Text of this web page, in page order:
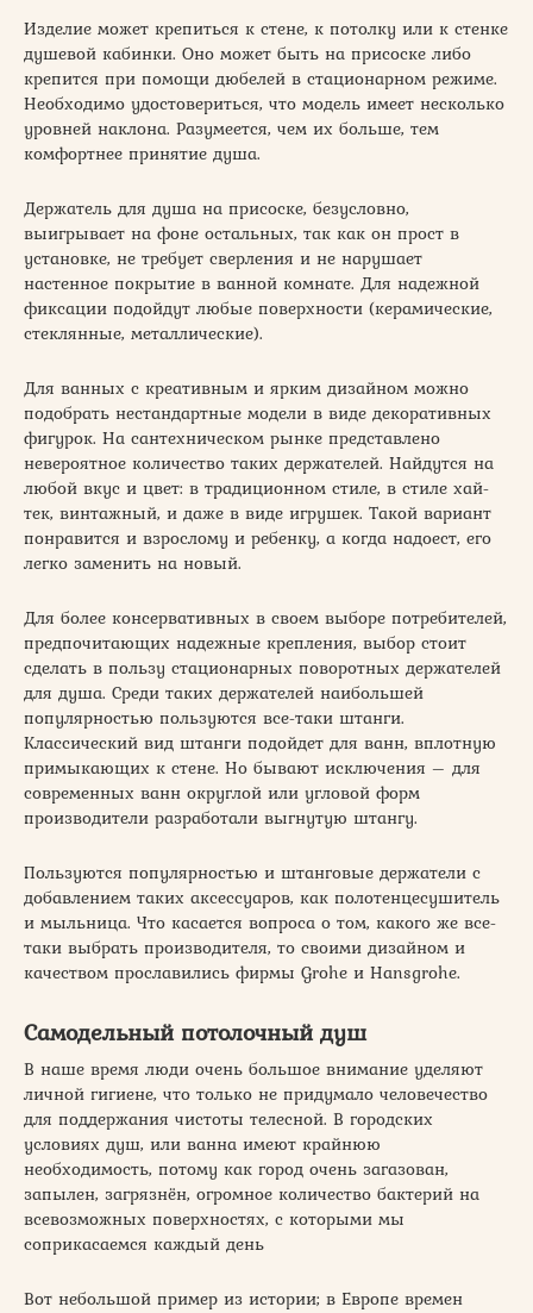
Изделие может крепиться к стене, к потолку или к стенке
душевой кабинки. Оно может быть на присоске либо
крепится при помощи дюбелей в стационарном режиме.
Необходимо удостовериться, что модель имеет несколько
уровней наклона. Разумеется, чем их больше, тем
комфортнее принятие душа.
Держатель для душа на присоске, безусловно,
выигрывает на фоне остальных, так как он прост в
установке, не требует сверления и не нарушает
настенное покрытие в ванной комнате. Для надежной
фиксации подойдут любые поверхности (керамические,
стеклянные, металлические).
Для ванных с креативным и ярким дизайном можно
подобрать нестандартные модели в виде декоративных
фигурок. На сантехническом рынке представлено
невероятное количество таких держателей. Найдутся на
любой вкус и цвет: в традиционном стиле, в стиле хай-
тек, винтажный, и даже в виде игрушек. Такой вариант
понравится и взрослому и ребенку, а когда надоест, его
легко заменить на новый.
Для более консервативных в своем выборе потребителей,
предпочитающих надежные крепления, выбор стоит
сделать в пользу стационарных поворотных держателей
для душа. Среди таких держателей наибольшей
популярностью пользуются все-таки штанги.
Классический вид штанги подойдет для ванн, вплотную
примыкающих к стене. Но бывают исключения – для
современных ванн округлой или угловой форм
производители разработали выгнутую штангу.
Пользуются популярностью и штанговые держатели с
добавлением таких аксессуаров, как полотенцесушитель
и мыльница. Что касается вопроса о том, какого же все-
таки выбрать производителя, то своими дизайном и
качеством прославились фирмы Grohe и Hansgrohe.
Самодельный потолочный душ
В наше время люди очень большое внимание уделяют
личной гигиене, что только не придумало человечество
для поддержания чистоты телесной. В городских
условиях душ, или ванна имеют крайнюю
необходимость, потому как город очень загазован,
запылен, загрязнён, огромное количество бактерий на
всевозможных поверхностях, с которыми мы
соприкасаемся каждый день
Вот небольшой пример из истории; в Европе времен